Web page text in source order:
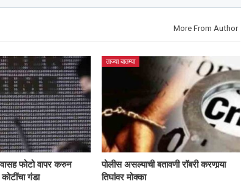
More From Author
फोटो वापर करुन
गंडा
ताज्या बातम्या
पोलीस असल्याची बतावणी रॉबरी करणार्‍या
तिघांवर मोक्का